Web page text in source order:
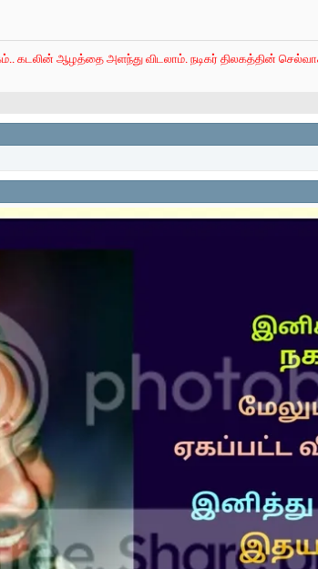
கடலின் ஆழத்தை அளந்து விடலாம். நடிகர் திலகத்தின்